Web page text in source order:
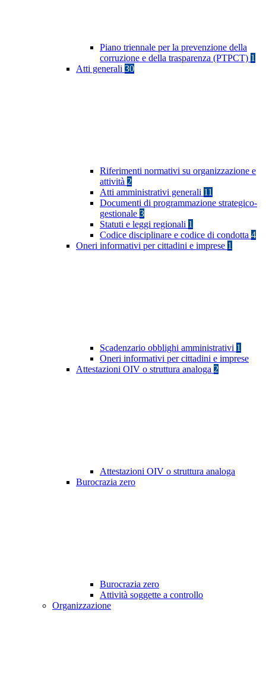
Piano triennale per la prevenzione della
corruzione e della trasparenza (PTPCT) 1
Atti generali 30
Riferimenti normativi su organizzazione e
attività 2
Atti amministrativi generali 11
Documenti di programmazione strategico-
gestionale 3
Statuti e leggi regionali 1
Codice disciplinare e codice di condotta 4
Oneri informativi per cittadini e imprese 1
Scadenzario obblighi amministrativi 1
Oneri informativi per cittadini e imprese
Attestazioni OIV o struttura analoga 2
Attestazioni OIV o struttura analoga
Burocrazia zero
Burocrazia zero
Attività soggette a controllo
Organizzazione